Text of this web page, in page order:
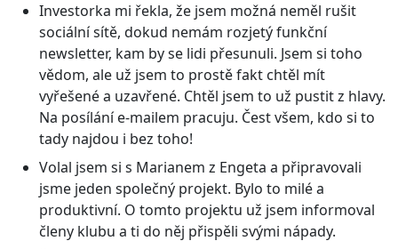
Investorka mi řekla, že jsem možná neměl rušit
sociální sítě, dokud nemám rozjetý funkční
newsletter, kam by se lidi přesunuli. Jsem si toho
vědom, ale už jsem to prostě fakt chtěl mít
vyřešené a uzavřené. Chtěl jsem to už pustit z hlavy.
Na posílání e-mailem pracuju. Čest všem, kdo si to
tady najdou i bez toho!
Volal jsem si s Marianem z Engeta a připravovali
jsme jeden společný projekt. Bylo to milé a
produktivní. O tomto projektu už jsem informoval
členy klubu a ti do něj přispěli svými nápady.